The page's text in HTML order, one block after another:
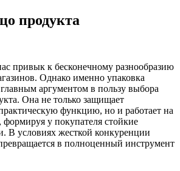
продукта
привык к бесконечному разнообразию
Однако именно упаковка
главным аргументом в пользу выбора
Она не только защищает
функцию, но и работает на
формируя у покупателя стойкие
В условиях жесткой конкуренции
в полноценный инструмент